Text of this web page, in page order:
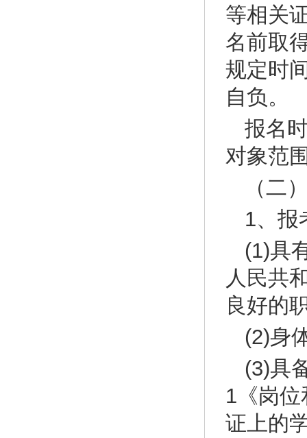
等相关
名前取
规定时
自负。
报名
对象范
（二
1、报
(1)具
人民共
良好的
(2)身
(3)具
1《岗
证上的